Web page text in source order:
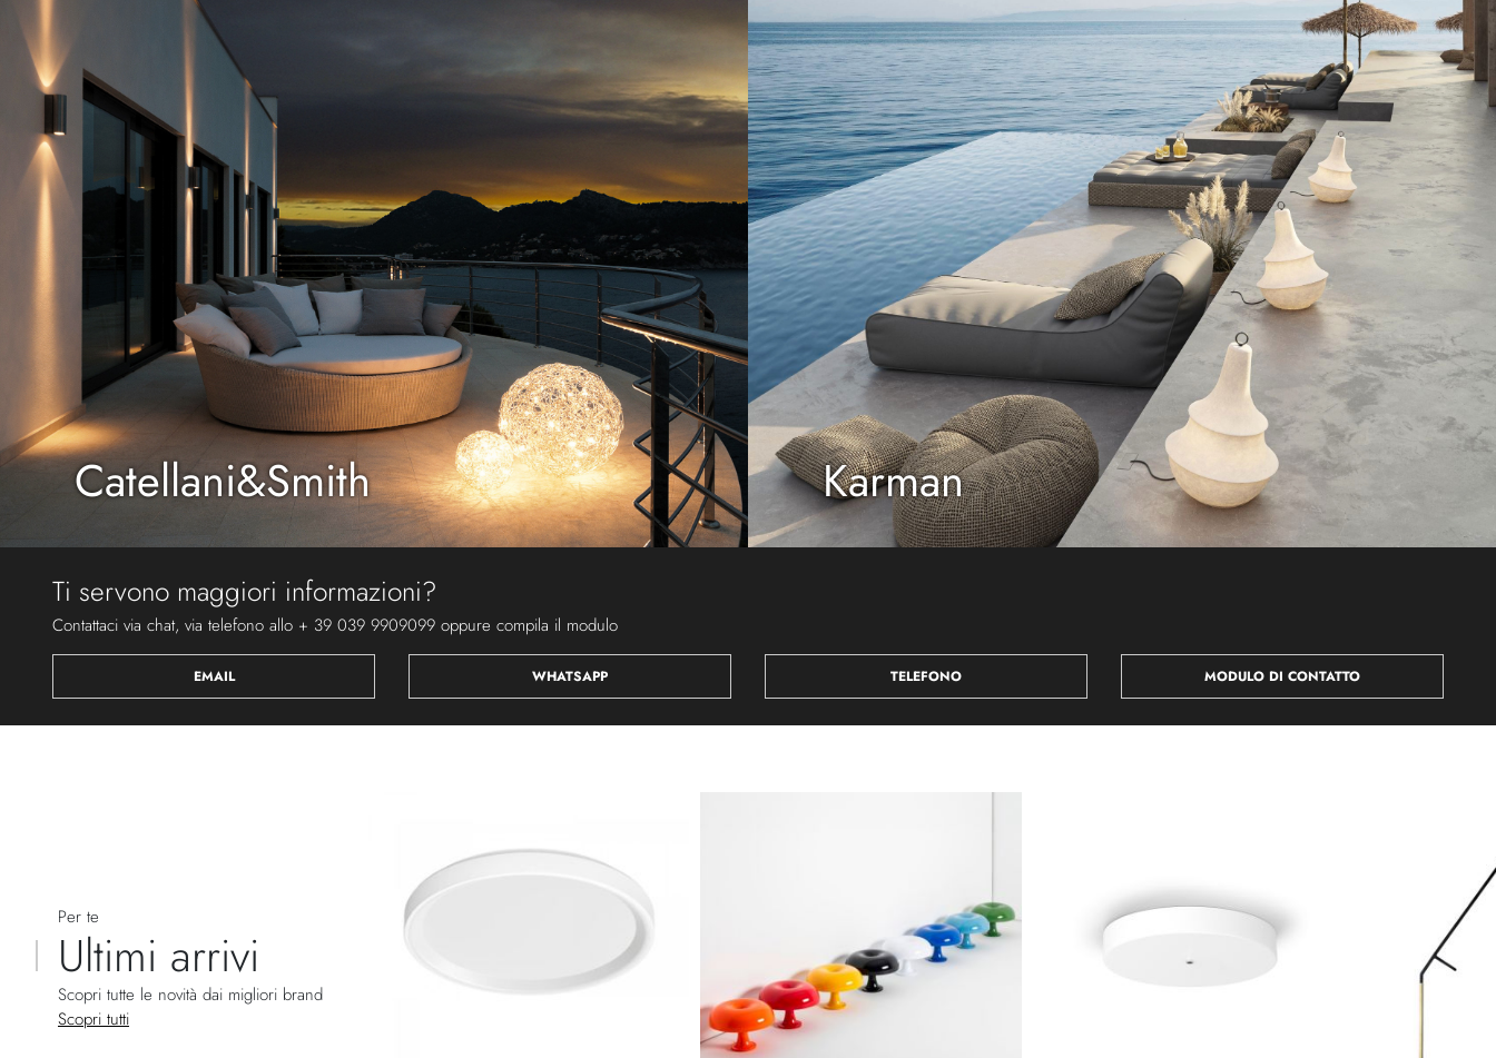
Catellani&Smith Karman
Ti servono maggiori informazioni?
Contattaci via chat, via telefono allo + 39 039 9909099 oppure compila il modulo
EMAIL WHATSAPP TELEFONO MODULO DI CONTATTO
Per te
Ultimi arrivi
Scopri tutte le novità dai migliori brand
Scopri tutti